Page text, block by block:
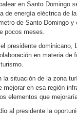
en Santo Domingo
de energía eléctrica de
de Santo Domingo y
pocos meses.
presidente dominicano,
en materia de
la situación de la zona
mejorar en esa región
elementos que
al presidente la